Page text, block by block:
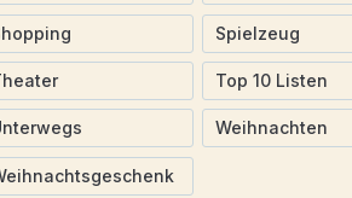
Spielzeug
Top 10 Listen
Weihnachten